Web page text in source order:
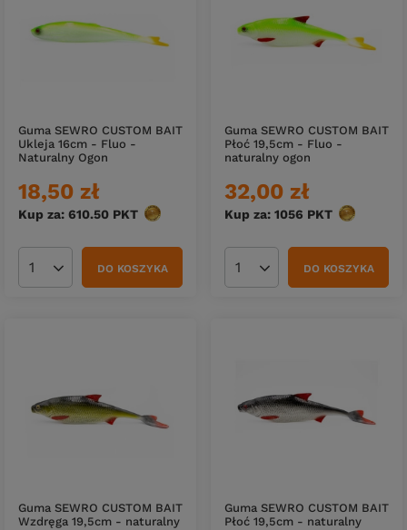
Guma SEWRO CUSTOM BAIT
Ukleja 16cm - Fluo -
Naturalny Ogon
18,50 zł
Kup za: 610.50 PKT punktów
Ilość produktówDO KOSZYKA
Guma SEWRO CUSTOM BAIT
Płoć 19,5cm - Fluo -
naturalny ogon
32,00 zł
Kup za: 1056 PKT punktów
Ilość produktówDO KOSZYKA
Guma SEWRO CUSTOM BAIT
Wzdręga 19,5cm - naturalny
Guma SEWRO CUSTOM BAIT
Płoć 19,5cm - naturalny